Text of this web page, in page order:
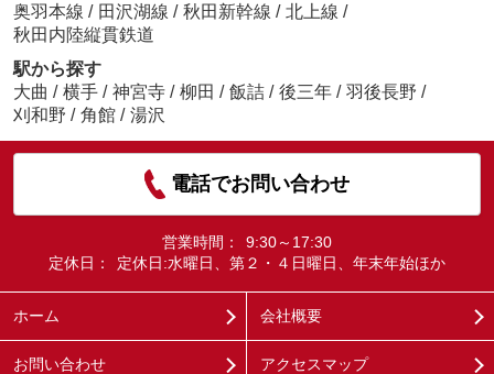
奥羽本線 / 田沢湖線 / 秋田新幹線 / 北上線 /
秋田内陸縦貫鉄道
駅から探す
大曲 / 横手 / 神宮寺 / 柳田 / 飯詰 / 後三年 / 羽後長野 /
刈和野 / 角館 / 湯沢
電話でお問い合わせ
営業時間：
9:30～17:30
定休日：
定休日:水曜日、第２・４日曜日、年末年始ほか
ホーム 会社概要
お問い合わせ アクセスマップ